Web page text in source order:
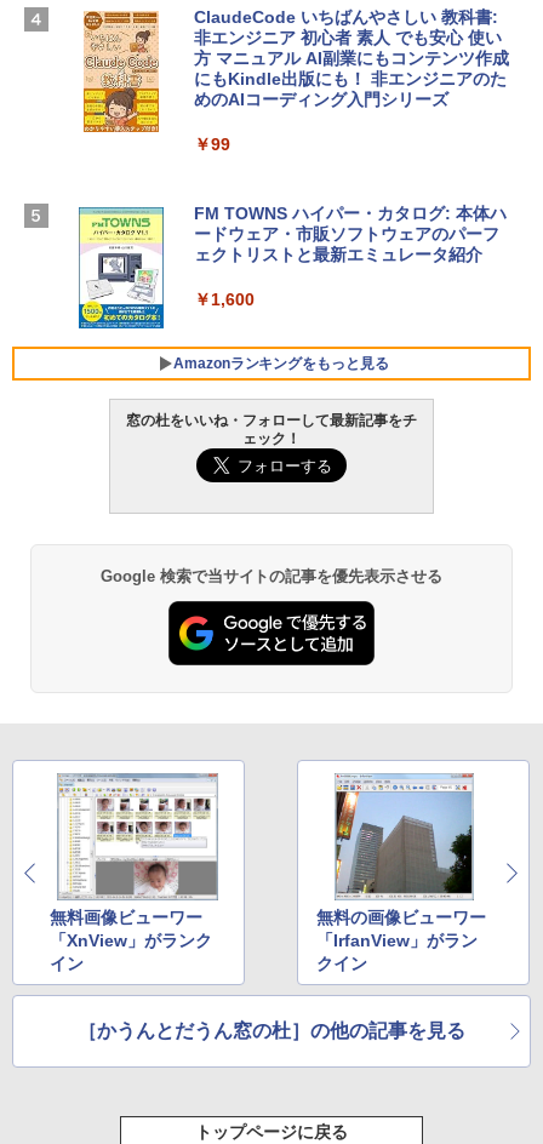
スプレイ、16GBユニファイドメモリ、51
2GB SSDストレージ、12MPセンターフ
レームカメラ、日本語キーボード、Touc
h ID - ミッドナイト
ン 15-fd 15.6インチ 16GBメモリ 512GB
SSD インテル Core 5
ersonal/Copilotキー搭載/Win 11/15.6型/
Core i5/16GB/SSD 512GB/ホワイト) FM
VWK3E15W_AZ
￥139,880
Robloxギフトカード - 2,000 Robux 【限
定バーチャルアイテムを含む】 【オンラ
インゲームコード】 ロブロックス | オン
Windows版 | Minecraft (マインクラフ
ト): Java & Bedrock Edition | オンライ
ClaudeCode いちばんやさしい 教科書:
非エンジニア 初心者 素人 でも安心 使い
方 マニュアル AI副業にもコンテンツ作成
にもKindle出版にも！ 非エンジニアのた
めのAIコーディング入門シリーズ
￥99
FM TOWNS ハイパー・カタログ: 本体ハ
ードウェア・市販ソフトウェアのパーフ
ェクトリストと最新エミュレータ紹介
￥1,600
Amazonランキングをもっと見る
Amazon Kindle - 目に優しい、かさばら
ない、大きな画面で読みやすい、6週間持
し
￥16,980
Kindle Paperwhite シグニチャーエディ
￥27,980
Amazon Kindle Paperwhite (16GB) 7イ
ンチディスプレイ、色調調節ライト、12
週間持続バッテリー、広告なし、ブラッ
ク
Amazon Kindle Colorsoft | 16GBストレ
イ、色調調節ライト、最大8週間持続バッ
売)
窓の杜をいいね・フォローして最新記事をチ
ェック！
Google 検索で当サイトの記事を優先表示させる
無料画像ビューワー
「XnView」がランク
イン
無料の画像ビューワー
「IrfanView」がラン
クイン
［かうんとだうん窓の杜］の他の記事を見る
トップページに戻る